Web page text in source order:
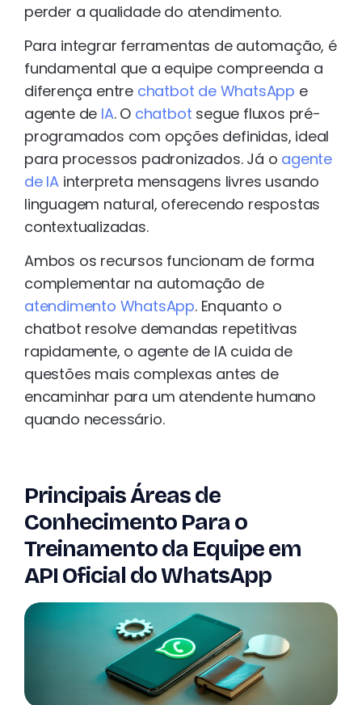
perder a qualidade do atendimento.
Para integrar ferramentas de automação, é
fundamental que a equipe compreenda a
diferença entre chatbot de WhatsApp e
agente de IA. O chatbot segue fluxos pré-
programados com opções definidas, ideal
para processos padronizados. Já o agente
de IA interpreta mensagens livres usando
linguagem natural, oferecendo respostas
contextualizadas.
Ambos os recursos funcionam de forma
complementar na automação de
atendimento WhatsApp. Enquanto o
chatbot resolve demandas repetitivas
rapidamente, o agente de IA cuida de
questões mais complexas antes de
encaminhar para um atendente humano
quando necessário.
Principais Áreas de
Conhecimento Para o
Treinamento da Equipe em
API Oficial do WhatsApp